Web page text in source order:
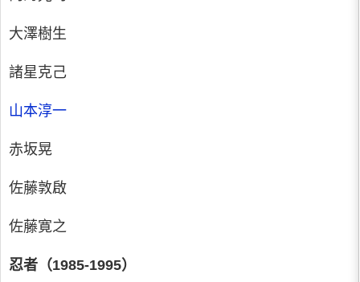
大澤樹生
諸星克己
山本淳一
赤坂晃
佐藤敦啟
佐藤寛之
忍者（1985-1995）